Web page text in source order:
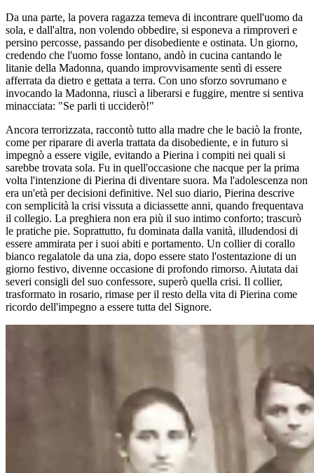
Da una parte, la povera ragazza temeva di incontrare quell'uomo da
sola, e dall'altra, non volendo obbedire, si esponeva a rimproveri e
persino percosse, passando per disobediente e ostinata. Un giorno,
credendo che l'uomo fosse lontano, andò in cucina cantando le
litanie della Madonna, quando improvvisamente sentì di essere
afferrata da dietro e gettata a terra. Con uno sforzo sovrumano e
invocando la Madonna, riuscì a liberarsi e fuggire, mentre si sentiva
minacciata: "Se parli ti ucciderò!"
Ancora terrorizzata, raccontò tutto alla madre che le baciò la fronte,
come per riparare di averla trattata da disobediente, e in futuro si
impegnò a essere vigile, evitando a Pierina i compiti nei quali si
sarebbe trovata sola. Fu in quell'occasione che nacque per la prima
volta l'intenzione di Pierina di diventare suora. Ma l'adolescenza non
era un'età per decisioni definitive. Nel suo diario, Pierina descrive
con semplicità la crisi vissuta a diciassette anni, quando frequentava
il collegio. La preghiera non era più il suo intimo conforto; trascurò
le pratiche pie. Soprattutto, fu dominata dalla vanità, illudendosi di
essere ammirata per i suoi abiti e portamento. Un collier di corallo
bianco regalatole da una zia, dopo essere stato l'ostentazione di un
giorno festivo, divenne occasione di profondo rimorso. Aiutata dai
severi consigli del suo confessore, superò quella crisi. Il collier,
trasformato in rosario, rimase per il resto della vita di Pierina come
ricordo dell'impegno a essere tutta del Signore.